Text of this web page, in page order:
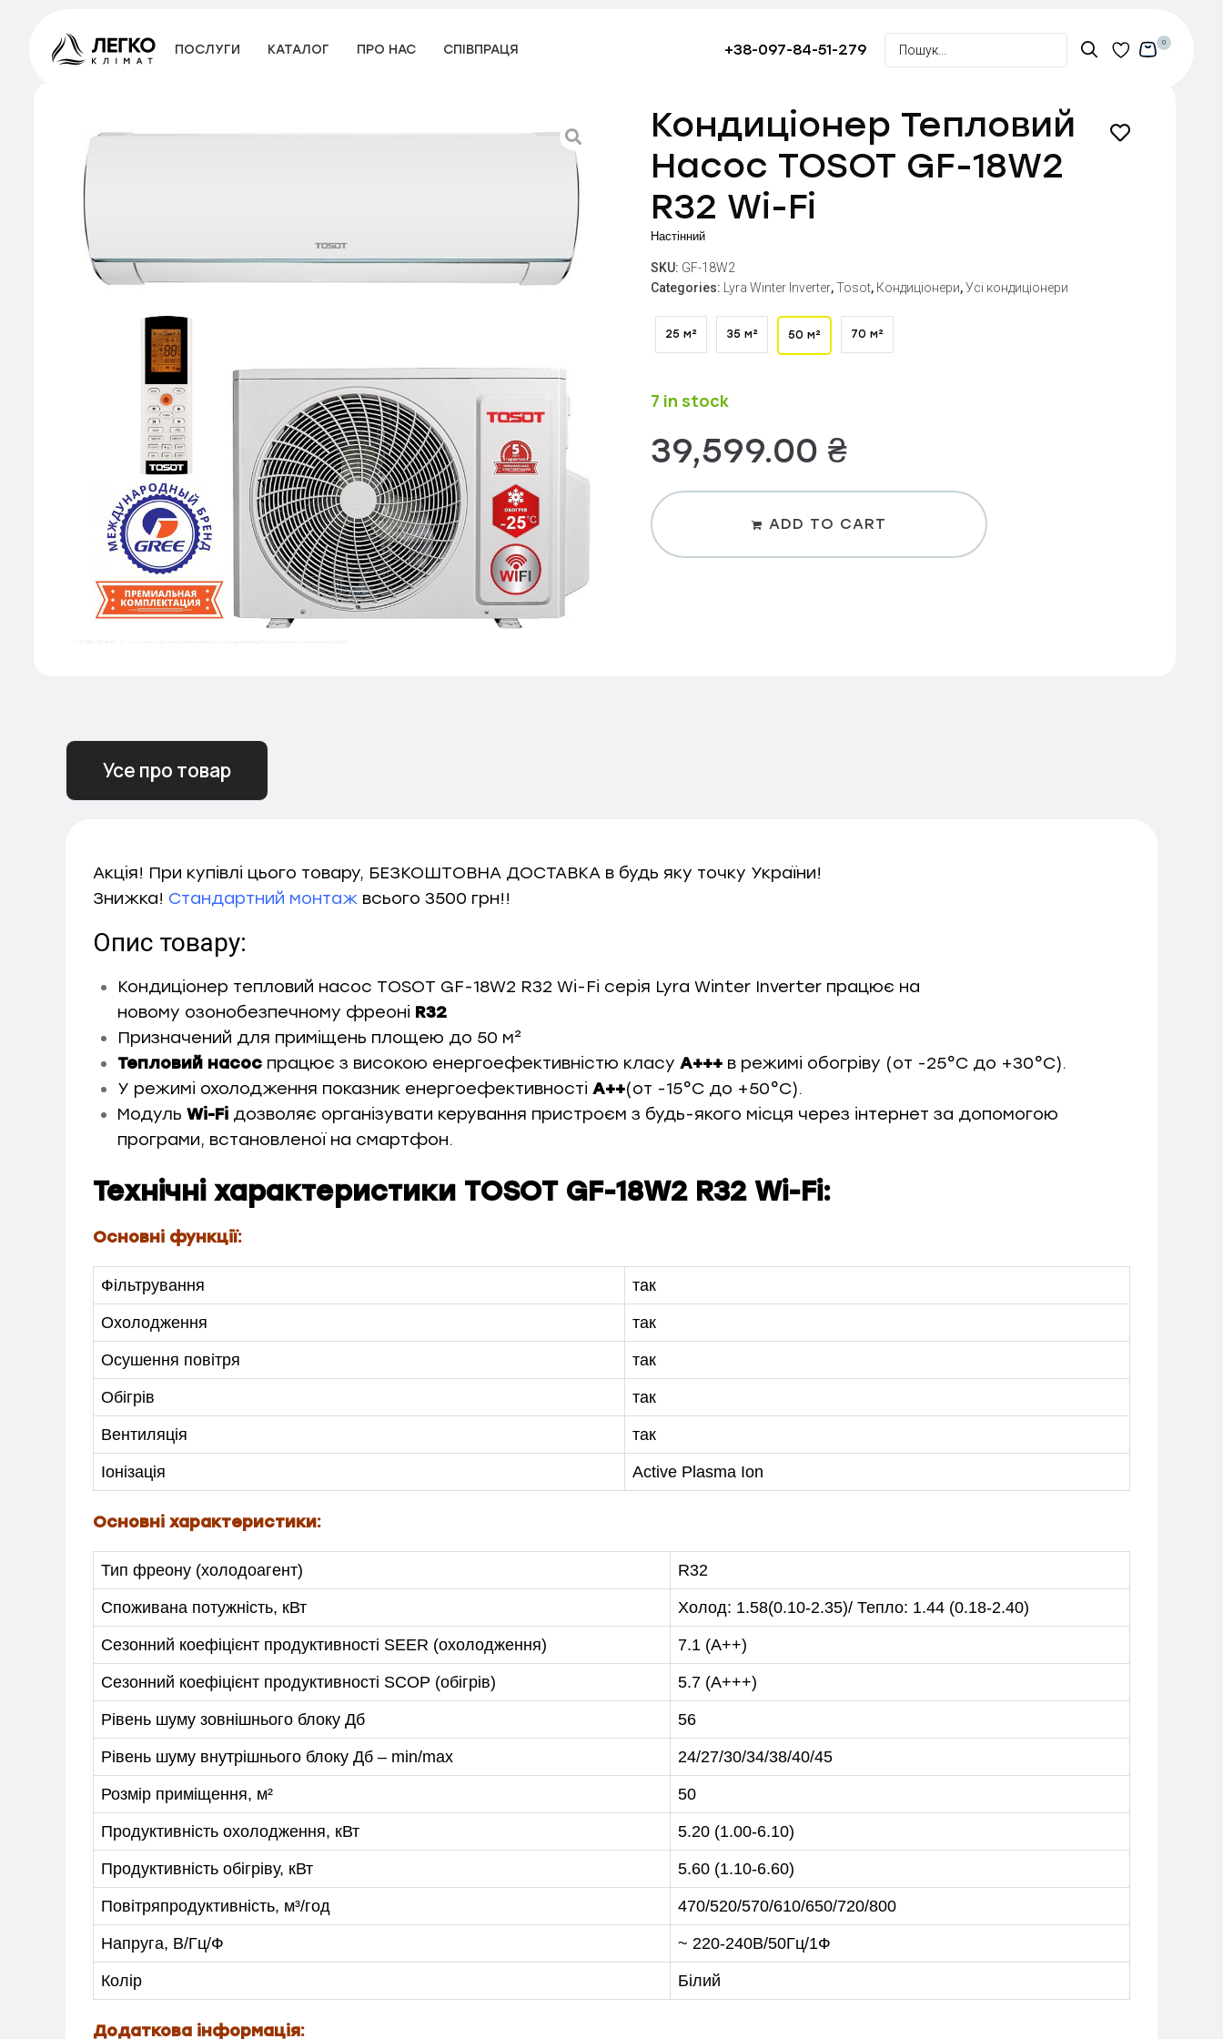
ПОСЛУГИ КАТАЛОГ ПРО НАС СПІВПРАЦЯ +38-097-84-51-279 0
Кондиціонер Тепловий
Насос TOSOT GF-18W2
R32 Wi-Fi
Настінний
SKU: GF-18W2
Categories:
Lyra Winter Inverter,Tosot, Кондиціонери,Усі кондиціонери
25 м² 35 м² 50 м² 70 м²
7 in stock
39,599.00 ₴
ADD TO CART
Усе про товар
Акція! При купівлі цього товару, БЕЗКОШТОВНА ДОСТАВКА в будь яку точку України!
Знижка! Стандартний монтаж всього 3500 грн!!
Опис товару:
Кондиціонер тепловий насос TOSOT GF-18W2 R32 Wi-Fi серія Lyra Winter Inverter працює на
новому озонобезпечному фреоні R32
Призначений для приміщень площею до 50 м²
Тепловий насос працює з високою енергоефективністю класу A+++ в режимі обогріву (от -25°C до +30°C).
У режимі охолодження показник енергоефективності A++(от -15°C до +50°C).
Модуль Wi-Fi дозволяє організувати керування пристроєм з будь-якого місця через інтернет за допомогою
програми, встановленої на смартфон.
Технічні характеристики TOSOT GF-18W2 R32 Wi-Fi:
Основні функції:
Фільтрування так
Охолодження так
Осушення повітря так
Обігрів так
Вентиляція так
Іонізація Active Plasma Ion
Основні характеристики:
Тип фреону (холодоагент) R32
Споживана потужність, кВт Холод: 1.58(0.10-2.35)/ Тепло: 1.44 (0.18-2.40)
Сезонний коефіцієнт продуктивності SEER (охолодження) 7.1 (A++)
Сезонний коефіцієнт продуктивності SCOP (обігрів) 5.7 (A+++)
Рівень шуму зовнішнього блоку Дб 56
Рівень шуму внутрішнього блоку Дб – min/max 24/27/30/34/38/40/45
Розмір приміщення, м² 50
Продуктивність охолодження, кВт 5.20 (1.00-6.10)
Продуктивність обігріву, кВт 5.60 (1.10-6.60)
Повітряпродуктивність, м³/год 470/520/570/610/650/720/800
Напруга, В/Гц/Ф ~ 220-240В/50Гц/1Ф
Колір Білий
Додаткова інформація:
МЕНЮ
ПОСЛУГИ
КАТАЛОГ
ПРО НАС
СПІВПРАЦЯ